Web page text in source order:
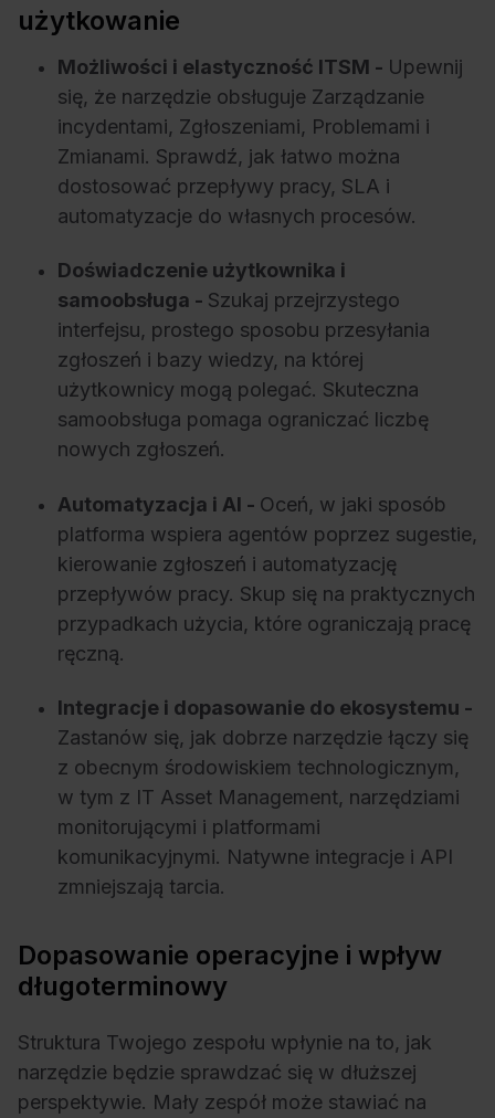
użytkowanie
Możliwości i elastyczność ITSM - Upewnij
się, że narzędzie obsługuje Zarządzanie
incydentami, Zgłoszeniami, Problemami i
Zmianami. Sprawdź, jak łatwo można
dostosować przepływy pracy, SLA i
automatyzacje do własnych procesów.
Doświadczenie użytkownika i
samoobsługa - Szukaj przejrzystego
interfejsu, prostego sposobu przesyłania
zgłoszeń i bazy wiedzy, na której
użytkownicy mogą polegać. Skuteczna
samoobsługa pomaga ograniczać liczbę
nowych zgłoszeń.
Automatyzacja i AI - Oceń, w jaki sposób
platforma wspiera agentów poprzez sugestie,
kierowanie zgłoszeń i automatyzację
przepływów pracy. Skup się na praktycznych
przypadkach użycia, które ograniczają pracę
ręczną.
Integracje i dopasowanie do ekosystemu -
Zastanów się, jak dobrze narzędzie łączy się
z obecnym środowiskiem technologicznym,
w tym z IT Asset Management, narzędziami
monitorującymi i platformami
komunikacyjnymi. Natywne integracje i API
zmniejszają tarcia.
Dopasowanie operacyjne i wpływ
długoterminowy
Struktura Twojego zespołu wpłynie na to, jak
narzędzie będzie sprawdzać się w dłuższej
perspektywie. Mały zespół może stawiać na